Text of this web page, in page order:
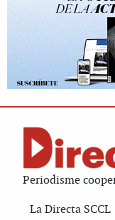
Periodisme
La Directa SCCL